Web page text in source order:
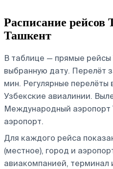
Расписание
Ташкент
В таблице — прямые
выбранную дату. Перелёт
мин. Регулярные перелёты
Узбекские авиалинии.
Международный
аэропорт.
Для каждого рейса
(местное), город и
авиакомпанией, терминал